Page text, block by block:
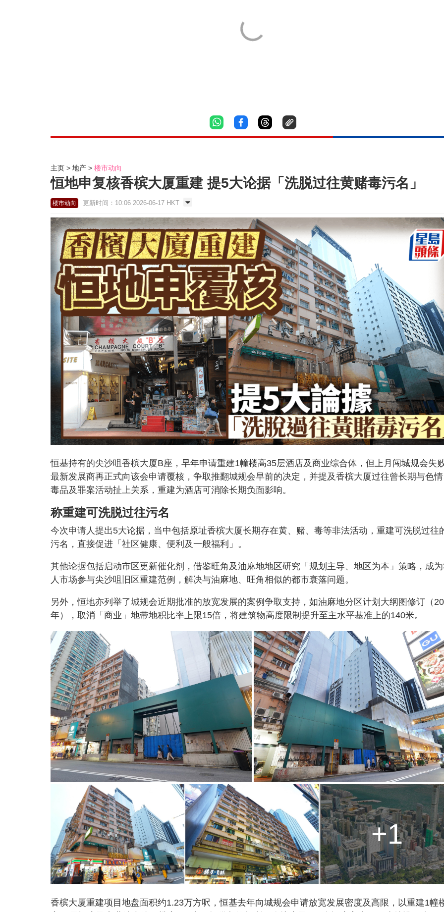
主页 地产 楼市动向
恒地申复核香槟大厦重建 提5大论据「洗脱过往黄赌毒污名」
楼市动向 更新时间：10:06 2026-06-17 HKT
恒基持有的尖沙咀香槟大厦B座，早年申请重建1幢楼高35层酒店及商业综合体，但上月闯城规会失
最新发展商再正式向该会申请覆核，争取推翻城规会早前的决定，并提及香槟大厦过往曾长期与色
毒品及罪案活动扯上关系，重建为酒店可消除长期负面影响。
称重建可洗脱过往污名
今次申请人提出5大论据，当中包括原址香槟大厦长期存在黄、赌、毒等非法活动，重建可洗脱过往
污名，直接促进「社区健康、便利及一般福利」。
其他论据包括启动市区更新催化剂，借鉴旺角及油麻地地区研究「规划主导、地区为本」策略，成
人市场参与尖沙咀旧区重建范例，解决与油麻地、旺角相似的都市衰落问题。
另外，恒地亦列举了城规会近期批准的放宽发展的案例争取支持，如油麻地分区计划大纲图修订（
年），取消「商业」地带地积比率上限15倍，将建筑物高度限制提升至主水平基准上的140米。
+1
香槟大厦重建项目地盘面积约1.23万方呎，恒基去年向城规会申请放宽发展密度及高限，以重建1幢